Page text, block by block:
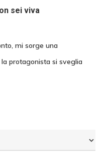
sei viva
mi sorge una
protagonista si sveglia